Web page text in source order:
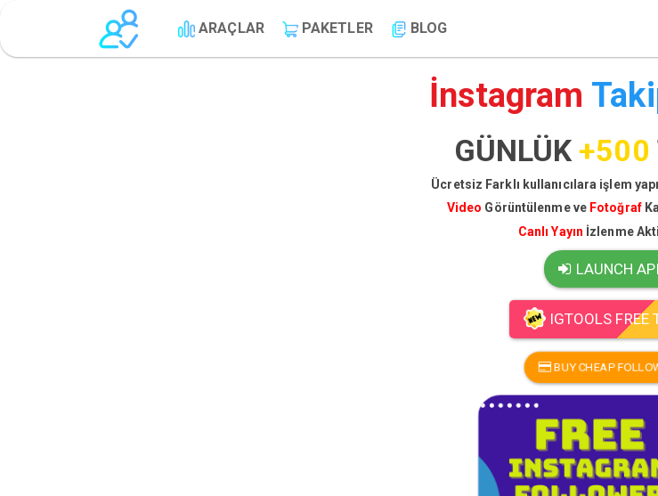
ARAÇLAR PAKETLER BLOG
İnstagram
GÜNLÜK +500
Ücretsiz Farklı kullanıcılara işlem
Video Görüntülenme ve Fotoğraf
Canlı Yayın İzlenme
LAUNCH
IGTOOLS FREE
BUY CHEAP